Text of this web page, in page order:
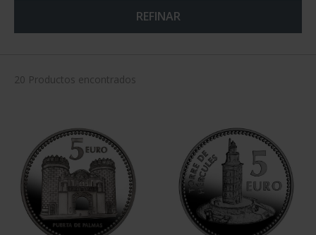
REFINAR
20 Productos encontrados